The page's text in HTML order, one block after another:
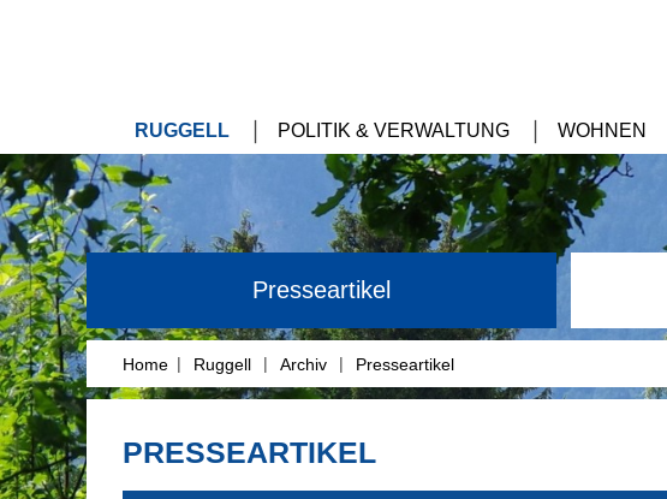
RUGGELL POLITIK & VERWALTUNG WOHNEN
Presseartikel
Home | Ruggell | Archiv | Presseartikel
PRESSEARTIKEL